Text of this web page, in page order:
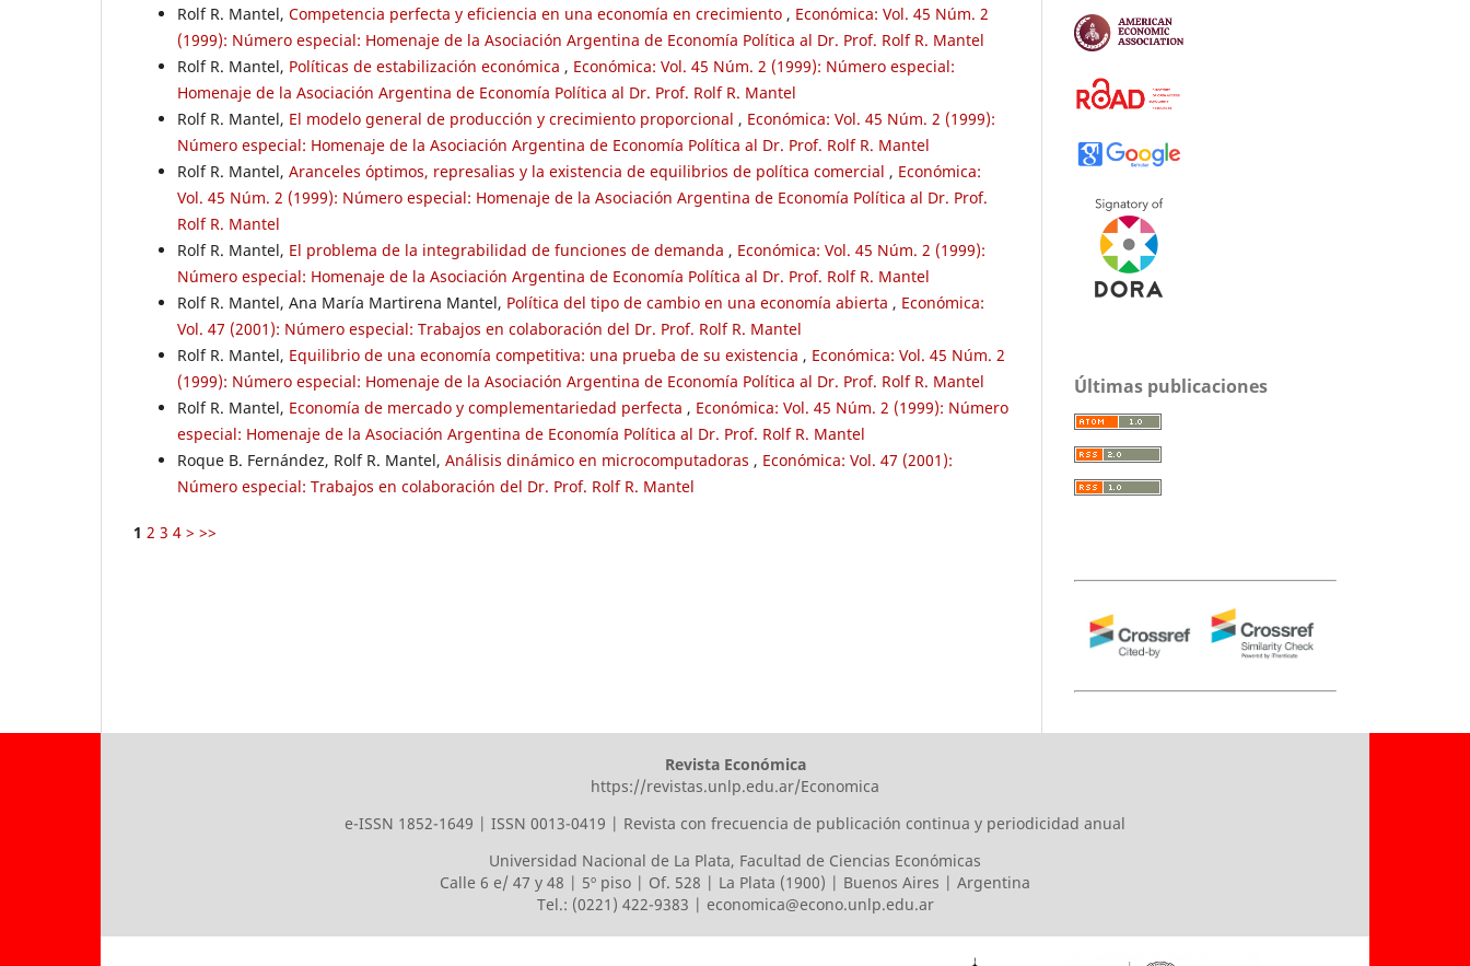
Rolf R. Mantel, Competencia perfecta y eficiencia en una economía en crecimiento , Económica: Vol. 45 Núm. 2
(1999): Número especial: Homenaje de la Asociación Argentina de Economía Política al Dr. Prof. Rolf R. Mantel
Rolf R. Mantel, Políticas de estabilización económica , Económica: Vol. 45 Núm. 2 (1999): Número especial:
Homenaje de la Asociación Argentina de Economía Política al Dr. Prof. Rolf R. Mantel
Rolf R. Mantel, El modelo general de producción y crecimiento proporcional , Económica: Vol. 45 Núm. 2 (1999):
Número especial: Homenaje de la Asociación Argentina de Economía Política al Dr. Prof. Rolf R. Mantel
Rolf R. Mantel, Aranceles óptimos, represalias y la existencia de equilibrios de política comercial , Económica:
Vol. 45 Núm. 2 (1999): Número especial: Homenaje de la Asociación Argentina de Economía Política al Dr. Prof.
Rolf R. Mantel
Rolf R. Mantel, El problema de la integrabilidad de funciones de demanda , Económica: Vol. 45 Núm. 2 (1999):
Número especial: Homenaje de la Asociación Argentina de Economía Política al Dr. Prof. Rolf R. Mantel
Rolf R. Mantel, Ana María Martirena Mantel, Política del tipo de cambio en una economía abierta , Económica:
Vol. 47 (2001): Número especial: Trabajos en colaboración del Dr. Prof. Rolf R. Mantel
Rolf R. Mantel, Equilibrio de una economía competitiva: una prueba de su existencia , Económica: Vol. 45 Núm. 2
(1999): Número especial: Homenaje de la Asociación Argentina de Economía Política al Dr. Prof. Rolf R. Mantel
Rolf R. Mantel, Economía de mercado y complementariedad perfecta , Económica: Vol. 45 Núm. 2 (1999): Número
especial: Homenaje de la Asociación Argentina de Economía Política al Dr. Prof. Rolf R. Mantel
Roque B. Fernández, Rolf R. Mantel, Análisis dinámico en microcomputadoras , Económica: Vol. 47 (2001):
Número especial: Trabajos en colaboración del Dr. Prof. Rolf R. Mantel
1 2 3 4 > >>
Últimas publicaciones
Revista Económica
https://revistas.unlp.edu.ar/Economica
e-ISSN 1852-1649 | ISSN 0013-0419 | Revista con frecuencia de publicación continua y periodicidad anual
Universidad Nacional de La Plata, Facultad de Ciencias Económicas
Calle 6 e/ 47 y 48 | 5º piso | Of. 528 | La Plata (1900) | Buenos Aires | Argentina
Tel.: (0221) 422-9383 | economica@econo.unlp.edu.ar